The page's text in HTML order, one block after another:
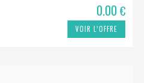
0.00€
VOIR L’OFFRE